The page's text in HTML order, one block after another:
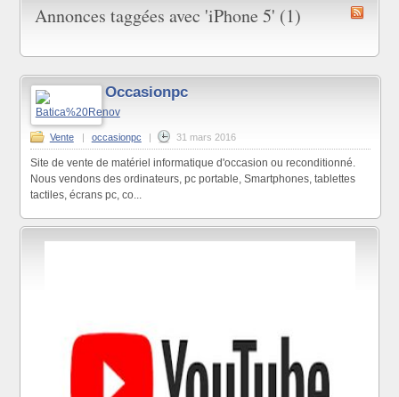
Annonces taggées avec 'iPhone 5' (1)
Occasionpc
Vente occasionpc 31 mars 2016
Site de vente de matériel informatique d'occasion ou reconditionné.
Nous vendons des ordinateurs, pc portable, Smartphones, tablettes
tactiles, écrans pc, co...